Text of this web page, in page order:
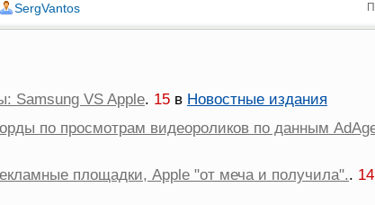
SergVantos
Samsung VS Apple. 15 в Новостные издания
по просмотрам видеороликов по данным
площадки, Apple "от меча и получила".. 14